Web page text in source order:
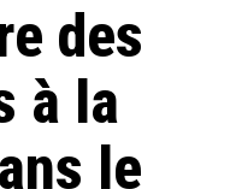
des
à la
le